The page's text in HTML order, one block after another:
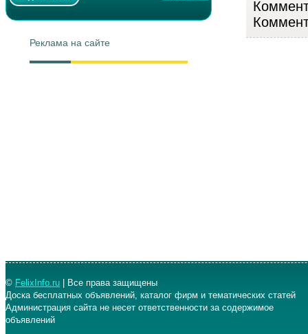
Реклама на сайте
© FelixInfo.ru | Все права защищены
Доска бесплатных объявлений, каталог фирм и тематических статей
Администрация сайта не несет ответственности за содержимое
объявлений